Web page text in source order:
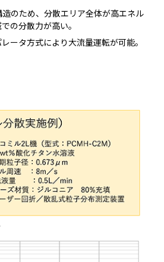
のため、分散エリア全体が高エネル
の分散力が高い。
ータ方式により大流量運転が可能。